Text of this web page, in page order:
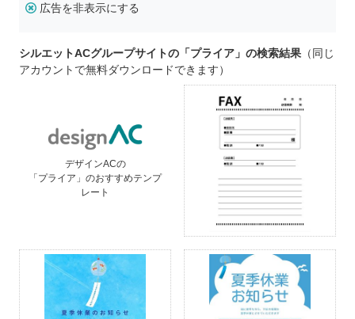
広告を非表示にする
シルエットACグループサイトの「プライア」の検索結果 （同じ
アカウントで無料ダウンロードできます）
デザインACの
「プライア」のおすすめテンプ
レート